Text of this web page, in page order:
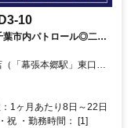
10
葉市内パトロール◎二人
ルを行います★未経験
「幕張本郷駅」東口よ
1ヶ月あたり8日～22日
祝 ・勤務時間： [1]